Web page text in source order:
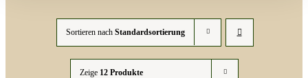
Sortieren nach Standardsortierung
Zeige 12 Produkte